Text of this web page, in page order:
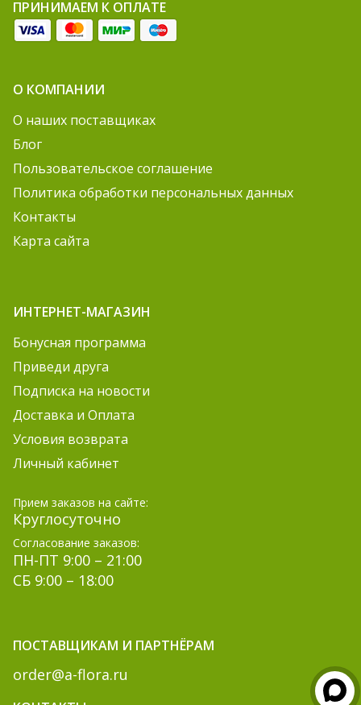
ПРИНИМАЕМ К ОПЛАТЕ
О КОМПАНИИ
О наших поставщиках
Блог
Пользовательское соглашение
Политика обработки персональных данных
Контакты
Карта сайта
ИНТЕРНЕТ-МАГАЗИН
Бонусная программа
Приведи друга
Подписка на новости
Доставка и Оплата
Условия возврата
Личный кабинет
Прием заказов на сайте:
Круглосуточно
Согласование заказов:
ПН-ПТ 9:00 – 21:00
СБ 9:00 – 18:00
ПОСТАВЩИКАМ И ПАРТНЁРАМ
order@a-flora.ru